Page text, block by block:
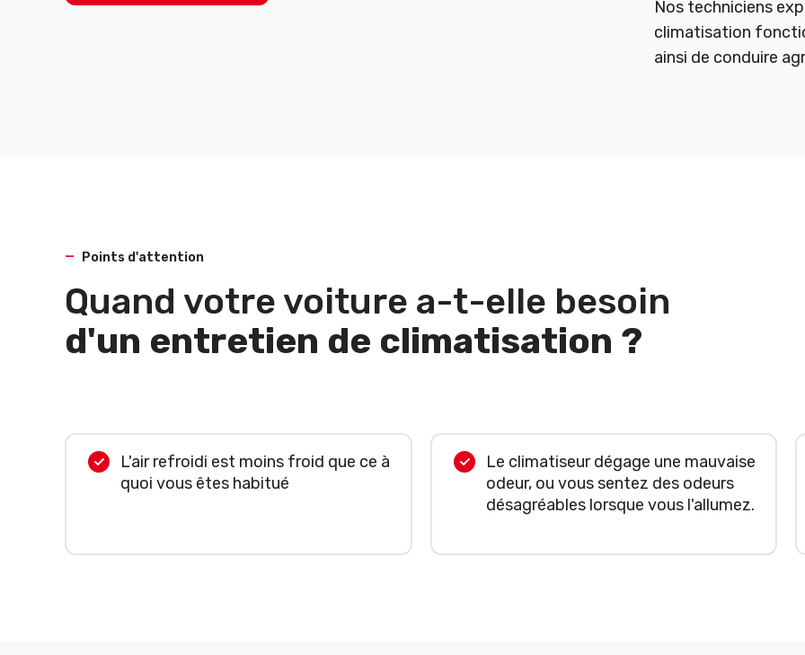
Nos techniciens
climatisation
ainsi de conduire
Points d'attention
Quand votre voiture a-t-elle besoin
d'un entretien de climatisation ?
L'air refroidi est moins froid que ce à
quoi vous êtes habitué
Le climatiseur dégage une mauvaise
odeur, ou vous sentez des odeurs
désagréables lorsque vous l'allumez.